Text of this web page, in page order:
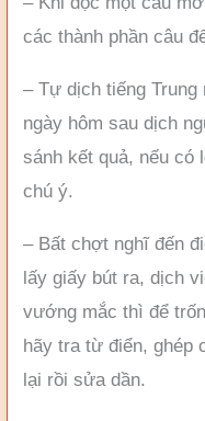
các thành phần câu
– Tự dịch tiếng Trung
ngày hôm sau dịch
sánh kết quả, nếu có
chú ý.
– Bất chợt nghĩ đến
lấy giấy bút ra, dịch
vướng mắc thì để
hãy tra từ điển, ghép
lại rồi sửa dần.